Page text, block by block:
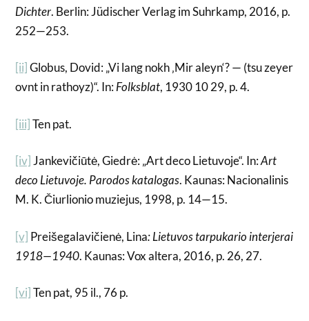
Dichter. Berlin: Jüdischer Verlag im Suhrkamp, 2016, p.
252—253.
[ii] Globus, Dovid: „Vi lang nokh ‚Mir aleyn‘? — (tsu zeyer
ovnt in rathoyz)“. In:Folksblat, 1930 10 29, p. 4.
[iii]Ten pat.
[iv] Jankevičiūtė, Giedrė: „Art deco Lietuvoje“. In:Art
deco Lietuvoje. Parodos katalogas. Kaunas: Nacionalinis
M. K. Čiurlionio muziejus, 1998, p. 14—15.
[v] Preišegalavičienė, Lina: Lietuvos tarpukario interjerai
1918—1940. Kaunas: Vox altera, 2016, p. 26, 27.
[vi] Ten pat, 95 il., 76 p.